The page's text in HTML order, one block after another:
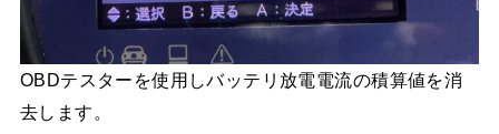
OBDテスターを使用しバッテリ放電電流の積算値を消
去します。